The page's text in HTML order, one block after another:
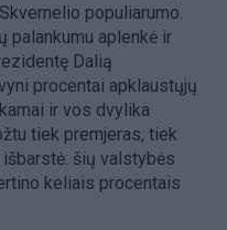
populiarumo.
palankumu aplenkė ir
Dalią
procentai apklaustųjų
ir vos dvylika
tiek premjeras, tiek
šių valstybės
keliais procentais